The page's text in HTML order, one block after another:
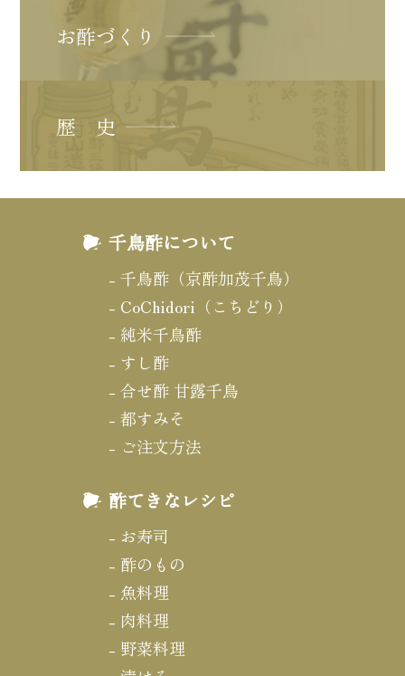
お酢づくり
歴 史
千鳥酢について
千鳥酢（京酢加茂千鳥）
CoChidori（こちどり）
純米千鳥酢
すし酢
合せ酢 甘露千鳥
都すみそ
ご注文方法
酢てきなレシピ
お寿司
酢のもの
魚料理
肉料理
野菜料理